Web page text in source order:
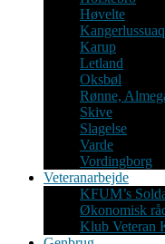
Høvelte
Kangerlussuaq
Karup
Letland
Oksbøl
Rønne,
Skive
Slagelse
Varde
Vordingborg
Veteranarbejde
KFUM’s
Økonomisk
Klub Veteran